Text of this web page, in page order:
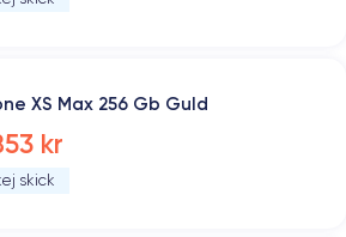
XS Max 256 Gb Guld
kr
skick